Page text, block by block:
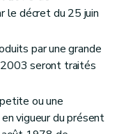
le décret du 25 juin
par une grande
seront traités
ou une
vigueur du présent